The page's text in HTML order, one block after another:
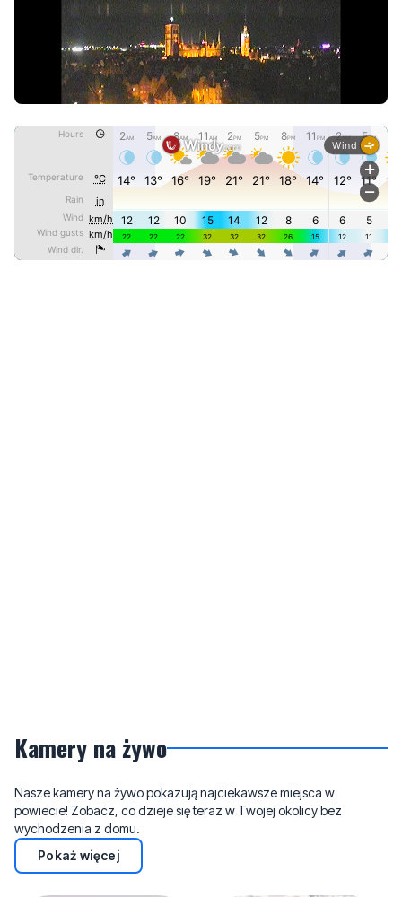
Kamery na żywo
Nasze kamery na żywo pokazują najciekawsze miejsca w
powiecie! Zobacz, co dzieje się teraz w Twojej okolicy bez
wychodzenia z domu.
Pokaż więcej